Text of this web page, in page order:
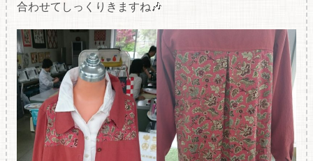
合わせてしっくりきますね🎶